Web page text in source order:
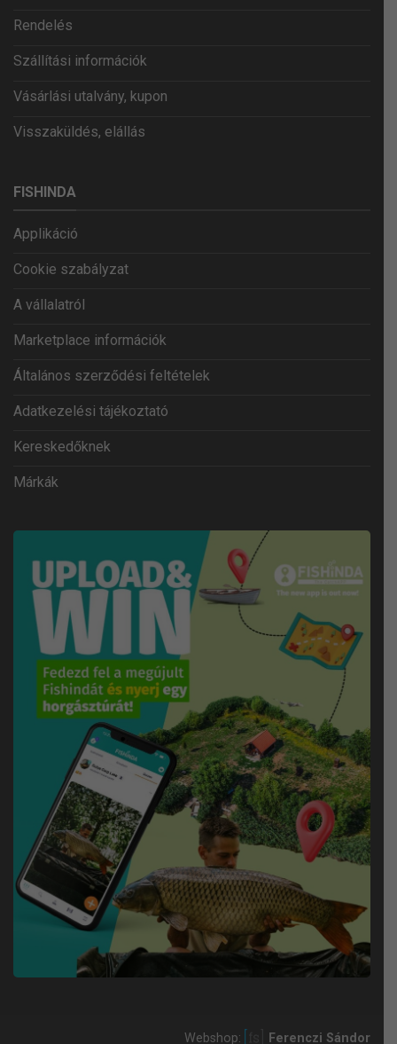
Rendelés
Szállítási információk
Vásárlási utalvány, kupon
Visszaküldés, elállás
FISHINDA
Applikáció
Cookie szabályzat
A vállalatról
Marketplace információk
Általános szerződési feltételek
Adatkezelési tájékoztató
Kereskedőknek
Márkák
Webshop: Ferenczi Sándor